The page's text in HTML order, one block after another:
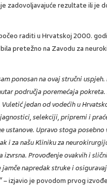
zadovoljavajuće rezultate ili je
raditi u Hrvatskoj 2000.
pretežno na Zavodu za
ponosan na ovaj stručni
područja poremećaja
Vuletić jedan od vodećih u
selekciji, pripremi i
ustanove. Upravo stoga
i za našu Kliniku za
izvrsna. Provođenje ovakvih i
napredak struke i
– izjavio je povodom prvog